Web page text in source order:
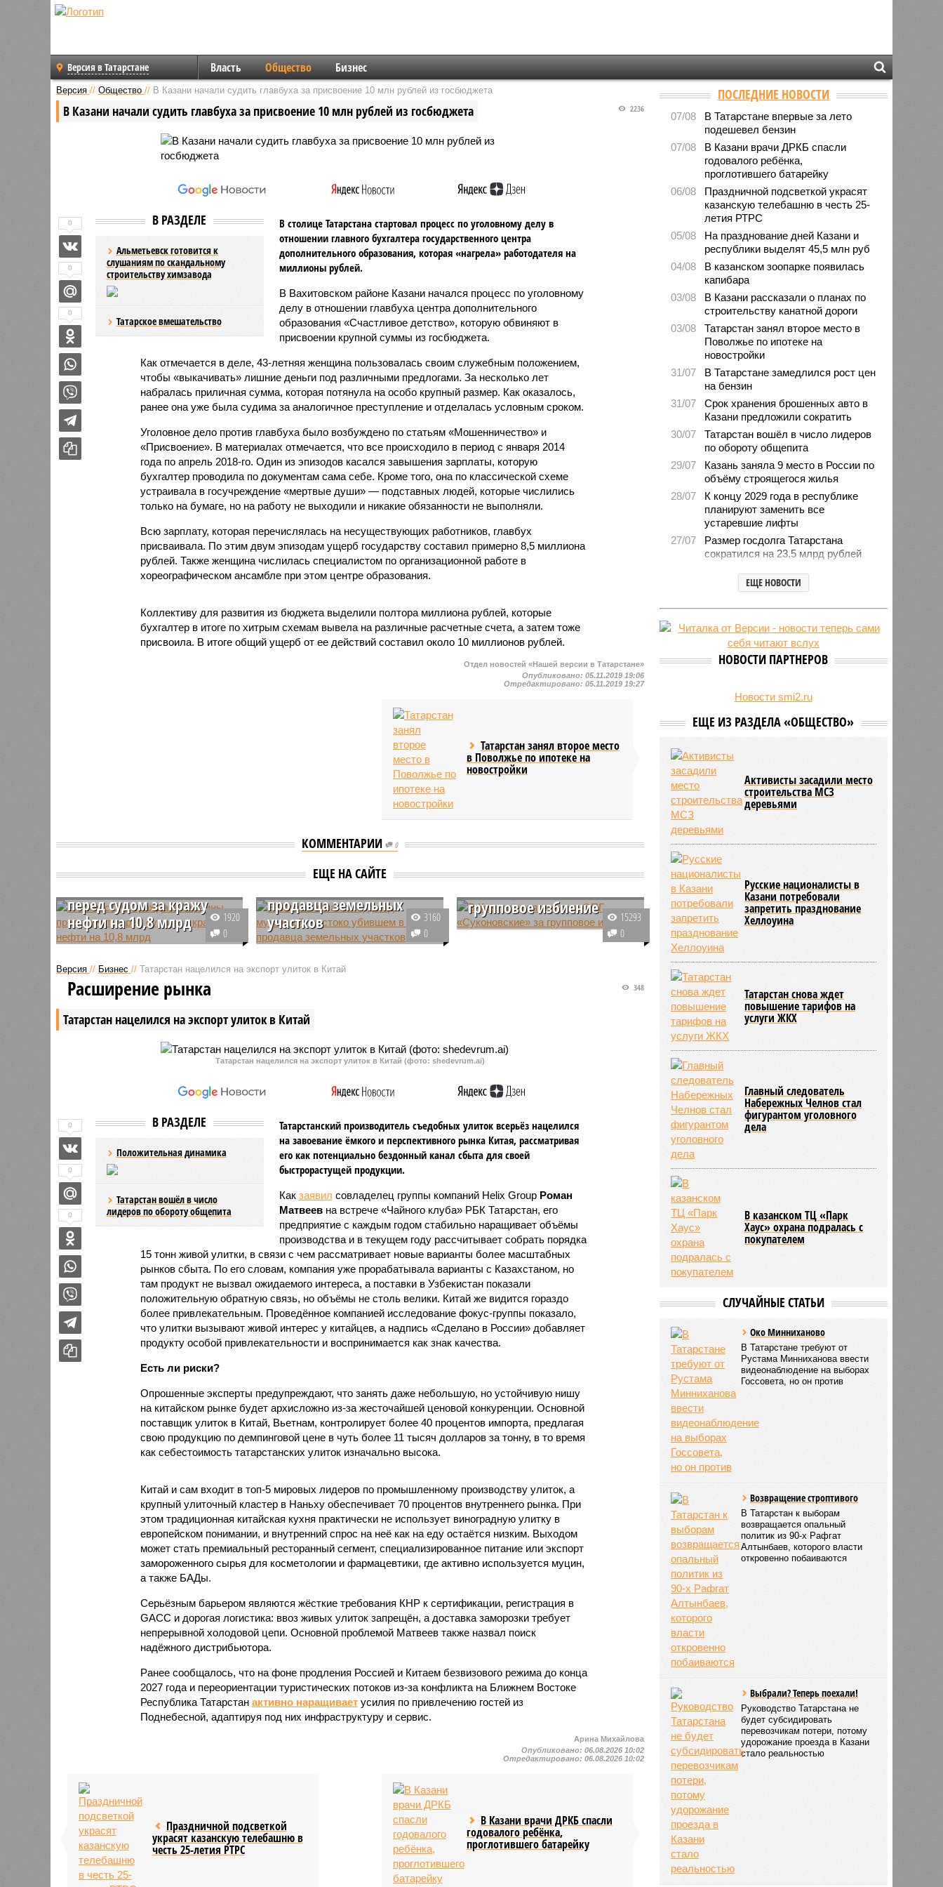
Версия в Татарстане Власть Общество Бизнес
Версия // Общество // В Казани начали судить главбуха за присвоение 10 млн рублей из госбюджета
В Казани начали судить главбуха за присвоение 10 млн рублей из госбюджета 2236
В РАЗДЕЛЕ
Альметьевск готовится к
слушаниям по скандальному
строительству химзавода
Татарское вмешательство
В столице Татарстана стартовал процесс по уголовному делу в
отношении главного бухгалтера государственного центра
дополнительного образования, которая «нагрела» работодателя на
миллионы рублей.
В Вахитовском районе Казани начался процесс по уголовному
делу в отношении главбуха центра дополнительного
образования «Счастливое детство», которую обвиняют в
присвоении крупной суммы из госбюджета.
Как отмечается в деле, 43-летняя женщина пользовалась своим служебным положением,
чтобы «выкачивать» лишние деньги под различными предлогами. За несколько лет
набралась приличная сумма, которая потянула на особо крупный размер. Как оказалось,
ранее она уже была судима за аналогичное преступление и отделалась условным сроком.
Уголовное дело против главбуха было возбуждено по статьям «Мошенничество» и
«Присвоение». В материалах отмечается, что все происходило в период с января 2014
года по апрель 2018-го. Один из эпизодов касался завышения зарплаты, которую
бухгалтер проводила по документам сама себе. Кроме того, она по классической схеме
устраивала в госучреждение «мертвые души» — подставных людей, которые числились
только на бумаге, но на работу не выходили и никакие обязанности не выполняли.
Всю зарплату, которая перечислялась на несуществующих работников, главбух
присваивала. По этим двум эпизодам ущерб государству составил примерно 8,5 миллиона
рублей. Также женщина числилась специалистом по организационной работе в
хореографическом ансамбле при этом центре образования.
Коллективу для развития из бюджета выделили полтора миллиона рублей, которые
бухгалтер в итоге по хитрым схемам вывела на различные расчетные счета, а затем тоже
присвоила. В итоге общий ущерб от ее действий составил около 10 миллионов рублей.
0
0
0
Отдел новостей «Нашей версии в Татарстане»
Опубликовано:05.11.2019 19:06
Отредактировано:05.11.2019 19:27
Татарстан занял второе место
в Поволжье по ипотеке на
новостройки
КОММЕНТАРИИ 0
ЕЩЕ НА САЙТЕ
В Татарстане граждане
перед судом за кражу
нефти на 10,8 млрд
В РТ будут заочно судить
присвоении нефти местной
компании на сумму 10,8 млрд
рублей. В рамках
предварительного следствия
акции на 20,7 млрд рублей.
1920
0
В Казани начался суд над
мужчиной, жестоко
убившем в лифте
продавца земельных
участков
Дело о жестоком убийстве в
рассматривать Верховный суд
убийстве, покушении на
хранении оружия.
3160
0
В Казани судят членов
групповое избиение
В столице Татарстана начался
суд над членами молодежной
15293
0
Версия // Бизнес // Татарстан нацелился на экспорт улиток в Китай
Татарстан нацелился на экспорт улиток в Китай
348
Расширение рынка
Татарстан нацелился на экспорт улиток в Китай (фото: shedevrum.ai)
В РАЗДЕЛЕ
Положительная динамика
Татарстан вошёл в число
лидеров по обороту общепита
Татарстанский производитель съедобных улиток всерьёз нацелился
на завоевание ёмкого и перспективного рынка Китая, рассматривая
его как потенциально бездонный канал сбыта для своей
быстрорастущей продукции.
Как заявил совладелец группы компаний Helix Group Роман
Матвеевна встрече «Чайного клуба» РБК Татарстан, его
предприятие с каждым годом стабильно наращивает объёмы
производства и в текущем году рассчитывает собрать порядка
15 тонн живой улитки, в связи с чем рассматривает новые варианты более масштабных
рынков сбыта. По его словам, компания уже прорабатывала варианты с Казахстаном, но
там продукт не вызвал ожидаемого интереса, а поставки в Узбекистан показали
положительную обратную связь, но объёмы не столь велики. Китай же видится гораздо
более привлекательным. Проведённое компанией исследование фокус-группы показало,
что улитки вызывают живой интерес у китайцев, а надпись «Сделано в России» добавляет
продукту особой привлекательности и воспринимается как знак качества.
Есть ли риски?
Опрошенные эксперты предупреждают, что занять даже небольшую, но устойчивую нишу
на китайском рынке будет архисложно из-за жесточайшей ценовой конкуренции. Основной
поставщик улиток в Китай, Вьетнам, контролирует более 40 процентов импорта, предлагая
свою продукцию по демпинговой цене в чуть более 11 тысяч долларов за тонну, в то время
как себестоимость татарстанских улиток изначально высока.
Китай и сам входит в топ-5 мировых лидеров по промышленному производству улиток, а
крупный улиточный кластер в Наньху обеспечивает 70 процентов внутреннего рынка. При
этом традиционная китайская кухня практически не использует виноградную улитку в
европейском понимании, и внутренний спрос на неё как на еду остаётся низким. Выходом
может стать премиальный ресторанный сегмент, специализированное питание или экспорт
замороженного сырья для косметологии и фармацевтики, где активно используется муцин,
а также БАДы.
Серьёзным барьером являются жёсткие требования КНР к сертификации, регистрация в
GACC и дорогая логистика: ввоз живых улиток запрещён, а доставка заморозки требует
непрерывной холодовой цепи. Основной проблемой Матвеев также назвал поиск
надёжного дистрибьютора.
Ранее сообщалось, что на фоне продления Россией и Китаем безвизового режима до конца
2027 года и переориентации туристических потоков из-за конфликта на Ближнем Востоке
Республика Татарстан активно наращиваетусилия по привлечению гостей из
Поднебесной, адаптируя под них инфраструктуру и сервис.
0
0
0
Арина Михайлова
Опубликовано:06.08.2026 10:02
Отредактировано:06.08.2026 10:02
Праздничной подсветкой
украсят казанскую телебашню в
честь 25-летия РТРС
В Казани врачи ДРКБ спасли
годовалого ребёнка,
проглотившего батарейку
ПОСЛЕДНИЕ НОВОСТИ
07/08
В Татарстане впервые за лето
подешевел бензин
07/08
В Казани врачи ДРКБ спасли
годовалого ребёнка,
проглотившего батарейку
06/08
Праздничной подсветкой украсят
казанскую телебашню в честь 25-
летия РТРС
05/08
На празднование дней Казани и
республики выделят 45,5 млн руб
04/08
В казанском зоопарке появилась
капибара
03/08
В Казани рассказали о планах по
строительству канатной дороги
03/08
Татарстан занял второе место в
Поволжье по ипотеке на
новостройки
31/07
В Татарстане замедлился рост цен
на бензин
31/07
Срок хранения брошенных авто в
Казани предложили сократить
30/07
Татарстан вошёл в число лидеров
по обороту общепита
29/07
Казань заняла 9 место в России по
объёму строящегося жилья
28/07
К концу 2029 года в республике
планируют заменить все
устаревшие лифты
27/07
Размер госдолга Татарстана
сократился на 23,5 млрд рублей
Свыше 2,3 млн «квадратов»
нового жилья построили с начала
врезался в дерево и загорелся,
есть погибшие
ЕЩЕ НОВОСТИ
НОВОСТИ ПАРТНЕРОВ
Новости smi2.ru
ЕЩЕ ИЗ РАЗДЕЛА «ОБЩЕСТВО»
Активисты засадили место
строительства МСЗ
деревьями
Русские националисты в
Казани потребовали
запретить празднование
Хеллоуина
Татарстан снова ждет
повышение тарифов на
услуги ЖКХ
Главный следователь
Набережных Челнов стал
фигурантом уголовного
дела
В казанском ТЦ «Парк
Хаус» охрана подралась с
покупателем
СЛУЧАЙНЫЕ СТАТЬИ
Око Минниханово
В Татарстане требуют от
Рустама Минниханова ввести
видеонаблюдение на выборах
Госсовета, но он против
Возвращение строптивого
В Татарстан к выборам
возвращается опальный
политик из 90-х Рафгат
Алтынбаев, которого власти
откровенно побаиваются
Выбрали? Теперь поехали!
Руководство Татарстана не
будет субсидировать
перевозчикам потери, потому
удорожание проезда в Казани
стало реальностью